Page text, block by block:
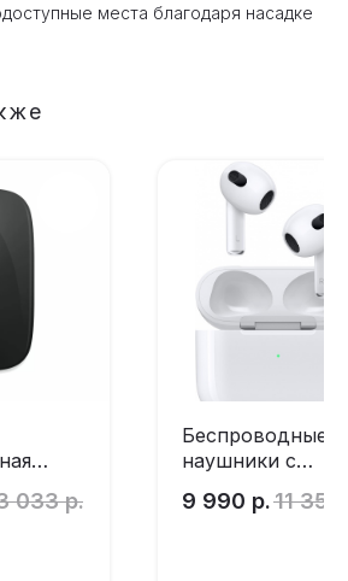
места благодаря насадке
Беспроводные
наушники с
AirPods 3 White
9 990 р.11 352
033 р.